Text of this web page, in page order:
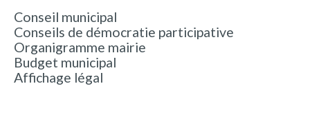
Conseil municipal
Conseils de démocratie participative
Organigramme mairie
Budget municipal
Affichage légal